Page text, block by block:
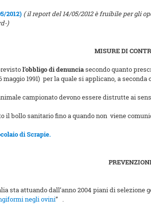
2012) ( il report del 14/05/2012 è fruibile per gli
)
MISURE DI
l’obbligo di denunciasecondo quanto
6 maggio 1991) per la quale si applicano, a
campionato devono essere distrutte ai
il bollo sanitario fino a quando non viene
di Scrapie.
sta attuando dall’anno 2004 piani di selezione
negli ovini” .